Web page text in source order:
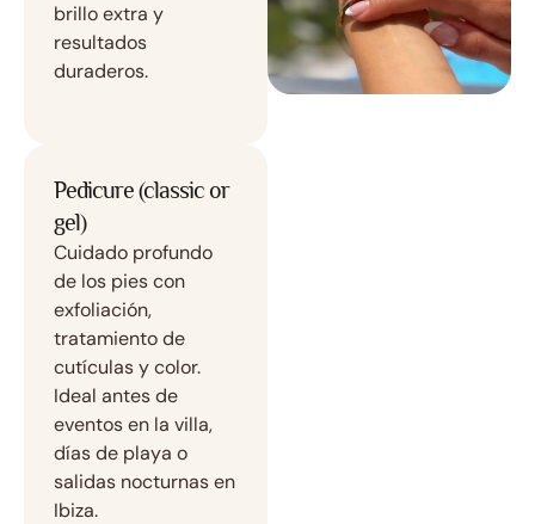
brillo extra y
resultados
duraderos.
Pedicure (classic or
gel)
Cuidado profundo
de los pies con
exfoliación,
tratamiento de
cutículas y color.
Ideal antes de
eventos en la villa,
días de playa o
salidas nocturnas en
Ibiza.